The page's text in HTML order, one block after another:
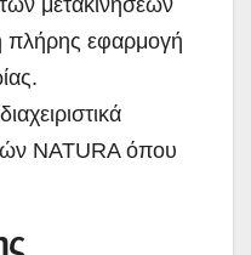
πλήρης εφαρμογή
NATURA όπου